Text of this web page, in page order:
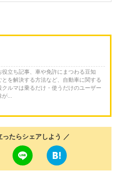
立ち記事、車や免許にまつわる豆知
を解決する方法など、自動車に関する
ルマは乗るだけ・使うだけのユーザー
が...
ったらシェアしよう ／